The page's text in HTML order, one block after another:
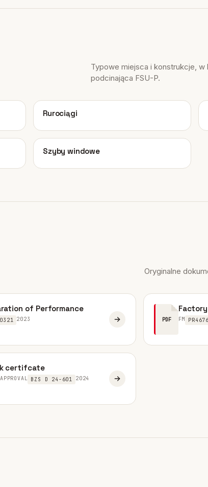
Typowe miejsca i konstrukcje,
podcinająca FSU-P.
03
Rurociągi
07
Szyby windowe
Oryginalne
of Performance
2023 PDF FM
certifcate
BZS D 24-601 2024